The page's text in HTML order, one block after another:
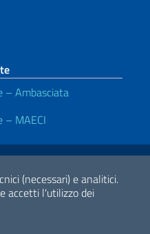
(necessari) e analitici.
accetti l'utilizzo dei
– Ambasciata
– MAECI